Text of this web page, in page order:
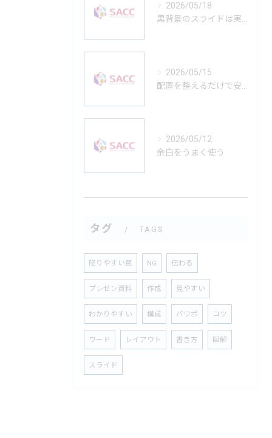
2026/05/18
2026/05/15
2026/05/12
余白をうまく使う
タグ TAGS
陥りやすい罠 NG 伝わる
プレゼン資料 作成 見やすい
わかりやすい 構成 パワポ コツ
ワード レイアウト 書き方 図解
スライド